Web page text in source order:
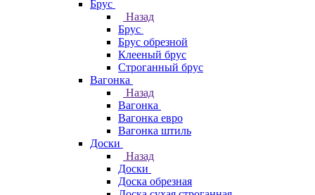
Брус
Назад
Брус
Брус обрезной
Клееный брус
Строганный брус
Вагонка
Назад
Вагонка
Вагонка евро
Вагонка штиль
Доски
Назад
Доски
Доска обрезная